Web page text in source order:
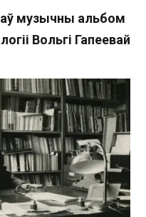
музычны альбом
Вольгі Гапеевай